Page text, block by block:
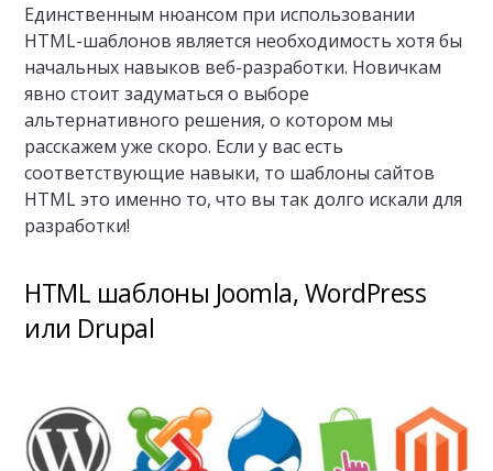
Единственным нюансом при использовании
HTML-шаблонов является необходимость хотя бы
начальных навыков веб-разработки. Новичкам
явно стоит задуматься о выборе
альтернативного решения, о котором мы
расскажем уже скоро. Если у вас есть
соответствующие навыки, то шаблоны сайтов
HTML это именно то, что вы так долго искали для
разработки!
HTML шаблоны Joomla, WordPress
или Drupal